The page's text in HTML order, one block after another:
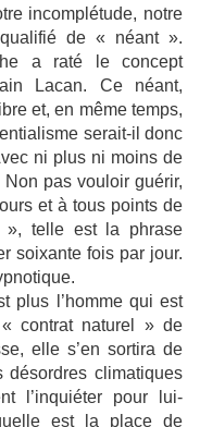
incomplétude, notre
de « néant ».
a raté le concept
Lacan. Ce néant,
et, en même temps,
serait-il donc
ni plus ni moins de
pas vouloir guérir,
et à tous points de
telle est la phrase
soixante fois par jour.
plus l’homme qui est
contrat naturel » de
elle s’en sortira de
climatiques
l’inquiéter pour lui-
est la place de